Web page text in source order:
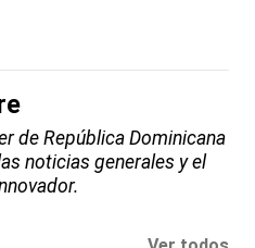
de República Dominicana
noticias generales y el